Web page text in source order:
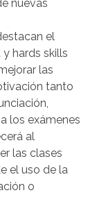
nuevas
el
hards skills
las
tanto
los exámenes
al
las clases
el uso de la
o